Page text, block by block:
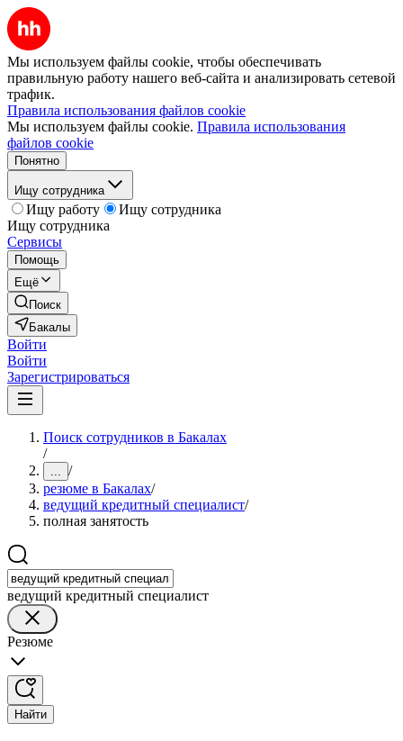
Мы используем файлы cookie, чтобы обеспечивать
правильную работу нашего веб-сайта и анализировать сетевой
трафик.
Правила использования файлов cookie
Мы используем файлы cookie. Правила использования
файлов cookie
Понятно
Ищу сотрудника
Ищу работу
Ищу сотрудника
Ищу сотрудника
Сервисы
Помощь
Ещё
Поиск
Бакалы
Войти
Войти
Зарегистрироваться
Поиск сотрудников в Бакалах
/
... /
резюме в Бакалах/
ведущий кредитный специалист/
полная занятость
ведущий кредитный специалист
Резюме
Найти